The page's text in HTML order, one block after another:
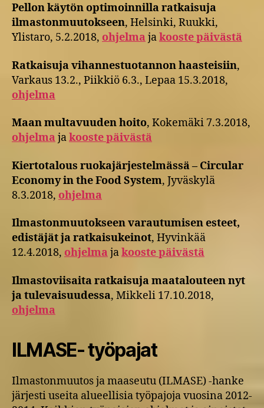
Pellon käytön optimoinnilla ratkaisuja
ilmastonmuutokseen, Helsinki, Ruukki,
Ylistaro, 5.2.2018, ohjelmajakooste päivästä
Ratkaisuja vihannestuotannon haasteisiin,
Varkaus 13.2., Piikkiö 6.3., Lepaa 15.3.2018,
ohjelma
Maan multavuuden hoito, Kokemäki 7.3.2018,
ohjelmajakooste päivästä
Kiertotalous ruokajärjestelmässä – Circular
Economy in the Food System, Jyväskylä
8.3.2018, ohjelma
Ilmastonmuutokseen varautumisen esteet,
edistäjät ja ratkaisukeinot, Hyvinkää
12.4.2018, ohjelmajakooste päivästä
Ilmastoviisaita ratkaisuja maatalouteen nyt
ja tulevaisuudessa, Mikkeli 17.10.2018,
ohjelma
ILMASE- työpajat
Ilmastonmuutos ja maaseutu (ILMASE) -hanke
järjesti useita alueellisia työpajoja vuosina 2012-